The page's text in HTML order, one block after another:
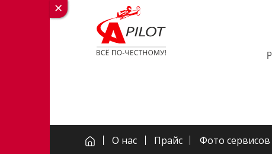
О нас Прайс Фото сервисов